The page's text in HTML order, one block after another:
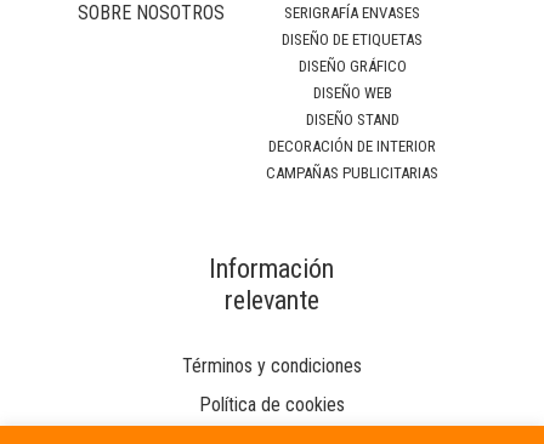
SOBRE NOSOTROS
SERIGRAFÍA ENVASES
DISEÑO DE ETIQUETAS
DISEÑO GRÁFICO
DISEÑO WEB
DISEÑO STAND
DECORACIÓN DE INTERIOR
CAMPAÑAS PUBLICITARIAS
Información
relevante
Términos y condiciones
Política de cookies